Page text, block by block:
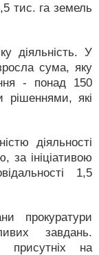
тис. га земель
діяльність. У
сума, яку
- понад 150
рішеннями, які
діяльності
за ініціативою
1,5
прокуратури
завдань.
присутніх на